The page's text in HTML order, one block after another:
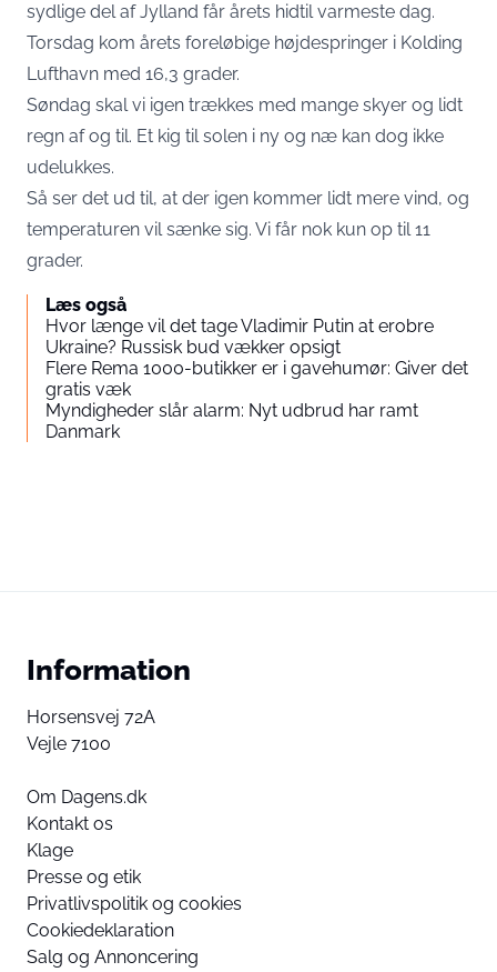
sydlige del af Jylland får årets hidtil varmeste dag.
Torsdag kom årets foreløbige højdespringer i Kolding
Lufthavn med 16,3 grader.
Søndag skal vi igen trækkes med mange skyer og lidt
regn af og til. Et kig til solen i ny og næ kan dog ikke
udelukkes.
Så ser det ud til, at der igen kommer lidt mere vind, og
temperaturen vil sænke sig. Vi får nok kun op til 11
grader.
Læs også
Hvor længe vil det tage Vladimir Putin at erobre
Ukraine? Russisk bud vækker opsigt
Flere Rema 1000-butikker er i gavehumør: Giver det
gratis væk
Myndigheder slår alarm: Nyt udbrud har ramt
Danmark
Information
Horsensvej 72A
Vejle 7100
Om Dagens.dk
Kontakt os
Klage
Presse og etik
Privatlivspolitik og cookies
Cookiedeklaration
Salg og Annoncering